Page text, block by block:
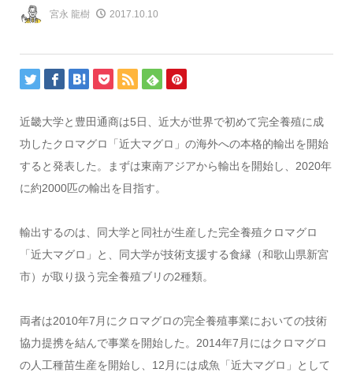
宮永 龍樹 2017.10.10
近畿大学と豊田通商は5日、近大が世界で初めて完全養殖に成
功したクロマグロ「近大マグロ」の海外への本格的輸出を開始
すると発表した。まずは東南アジアから輸出を開始し、2020年
に約2000匹の輸出を目指す。
輸出するのは、同大学と同社が生産した完全養殖クロマグロ
「近大マグロ」と、同大学が技術支援する食縁（和歌山県新宮
市）が取り扱う完全養殖ブリの2種類。
両者は2010年7月にクロマグロの完全養殖事業においての技術
協力提携を結んで事業を開始した。2014年7月にはクロマグロ
の人工種苗生産を開始し、12月には成魚「近大マグロ」として